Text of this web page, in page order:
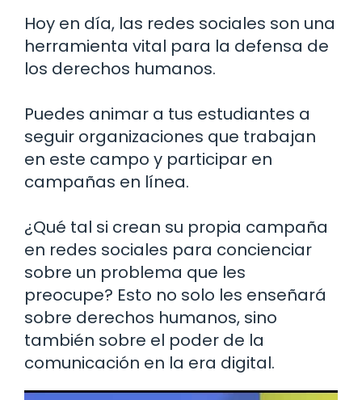
Hoy en día, las redes sociales son una
herramienta vital para la defensa de
los derechos humanos.
Puedes animar a tus estudiantes a
seguir organizaciones que trabajan
en este campo y participar en
campañas en línea.
¿Qué tal si crean su propia campaña
en redes sociales para concienciar
sobre un problema que les
preocupe? Esto no solo les enseñará
sobre derechos humanos, sino
también sobre el poder de la
comunicación en la era digital.